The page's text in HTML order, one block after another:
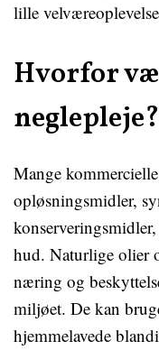
lille
Hvorfor
neglepleje?
Mange
opløsningsmidler,
hud. Naturlige olier
næring og
miljøet. De kan
hjemmelavede